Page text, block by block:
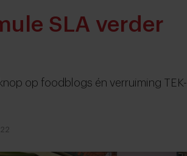
SLA verder
op foodblogs én verruiming TEK-